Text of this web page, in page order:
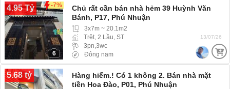
4.95 Tỷ -7%
6
Chủ rất cần bán nhà hẻm 39 Huỳnh Văn
Bánh, P17, Phú Nhuận
3x7m ~ 20.1m2
Trệt, 2 Lầu, ST
3pn,3wc
Đông nam
13/07/26
5.68 tỷ
Hàng hiếm.! Có 1 không 2. Bán nhà mặt
tiền Hoa Đào, P01, Phú Nhuận